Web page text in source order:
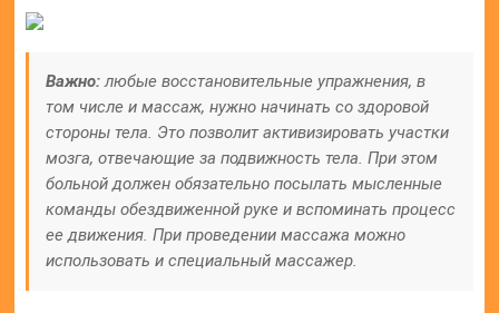
Важно:любые восстановительные упражнения, в
том числе и массаж, нужно начинать со здоровой
стороны тела. Это позволит активизировать участки
мозга, отвечающие за подвижность тела. При этом
больной должен обязательно посылать мысленные
команды обездвиженной руке и вспоминать процесс
ее движения. При проведении массажа можно
использовать и специальный массажер.